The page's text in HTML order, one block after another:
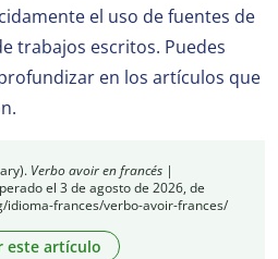
el uso de fuentes de
trabajos escritos. Puedes
en los artículos que
Verbo avoir en francés |
el 3 de agosto de 2026, de
idioma-frances/verbo-avoir-frances/
este artículo